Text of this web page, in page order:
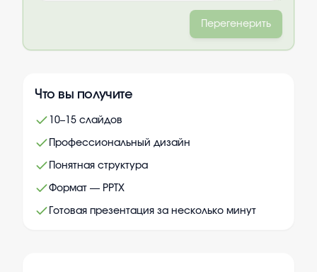
Перегенерить
Что вы получите
10–15 слайдов
Профессиональный дизайн
Понятная структура
Формат — PPTX
Готовая презентация за несколько минут